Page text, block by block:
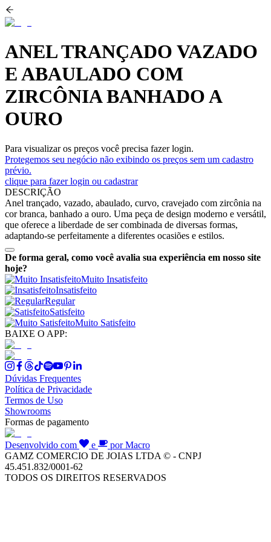
ANEL TRANÇADO VAZADO
E ABAULADO COM
ZIRCÔNIA BANHADO A
OURO
Para visualizar os preços você precisa fazer login.
Protegemos seu negócio não exibindo os preços sem um cadastro
prévio.
clique para fazer login ou cadastrar
DESCRIÇÃO
Anel trançado, vazado, abaulado, curvo, cravejado com zircônia na
cor branca, banhado a ouro. Uma peça de design moderno e versátil,
que oferece a liberdade de ser combinada de diversas formas,
adaptando-se perfeitamente a diferentes ocasiões e estilos.
De forma geral, como você avalia sua experiência em nosso site
hoje?
Muito Insatisfeito
Insatisfeito
Regular
Satisfeito
Muito Satisfeito
BAIXE O APP:
Dúvidas Frequentes
Política de Privacidade
Termos de Uso
Showrooms
Formas de pagamento
Desenvolvido com e
por Macro
GAMZ COMERCIO DE JOIAS LTDA © - CNPJ
45.451.832/0001-62
TODOS OS DIREITOS RESERVADOS